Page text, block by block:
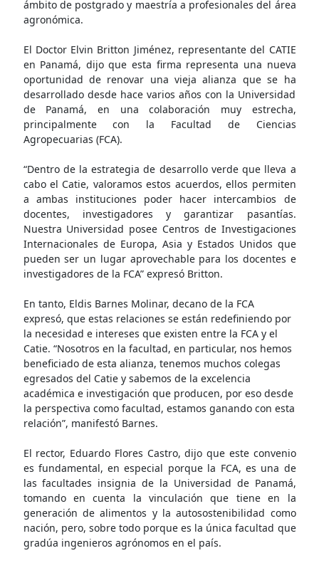
ámbito de postgrado y maestría a profesionales del área
agronómica.
El Doctor Elvin Britton Jiménez, representante del CATIE
en Panamá, dijo que esta firma representa una nueva
oportunidad de renovar una vieja alianza que se ha
desarrollado desde hace varios años con la Universidad
de Panamá, en una colaboración muy estrecha,
principalmente con la Facultad de Ciencias
Agropecuarias (FCA).
“Dentro de la estrategia de desarrollo verde que lleva a
cabo el Catie, valoramos estos acuerdos, ellos permiten
a ambas instituciones poder hacer intercambios de
docentes, investigadores y garantizar pasantías.
Nuestra Universidad posee Centros de Investigaciones
Internacionales de Europa, Asia y Estados Unidos que
pueden ser un lugar aprovechable para los docentes e
investigadores de la FCA” expresó Britton.
En tanto, Eldis Barnes Molinar, decano de la FCA
expresó, que estas relaciones se están redefiniendo por
la necesidad e intereses que existen entre la FCA y el
Catie. “Nosotros en la facultad, en particular, nos hemos
beneficiado de esta alianza, tenemos muchos colegas
egresados del Catie y sabemos de la excelencia
académica e investigación que producen, por eso desde
la perspectiva como facultad, estamos ganando con esta
relación”, manifestó Barnes.
El rector, Eduardo Flores Castro, dijo que este convenio
es fundamental, en especial porque la FCA, es una de
las facultades insignia de la Universidad de Panamá,
tomando en cuenta la vinculación que tiene en la
generación de alimentos y la autosostenibilidad como
nación, pero, sobre todo porque es la única facultad que
gradúa ingenieros agrónomos en el país.